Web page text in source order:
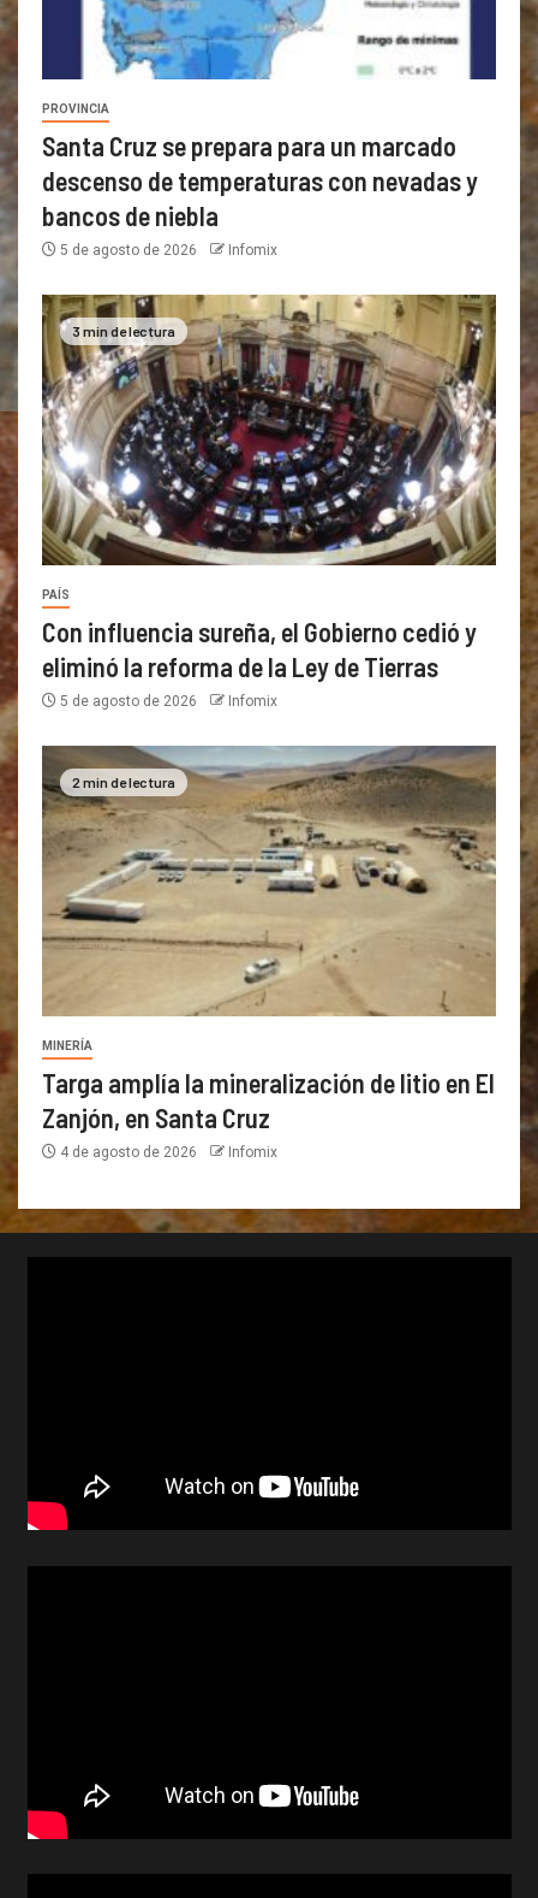
PROVINCIA
Santa Cruz se prepara para un marcado
descenso de temperaturas con nevadas y
bancos de niebla
5 de agosto de 2026 Infomix
3 min de lectura
PAÍS
Con influencia sureña, el Gobierno cedió y
eliminó la reforma de la Ley de Tierras
5 de agosto de 2026 Infomix
2 min de lectura
MINERÍA
Targa amplía la mineralización de litio en El
Zanjón, en Santa Cruz
4 de agosto de 2026 Infomix